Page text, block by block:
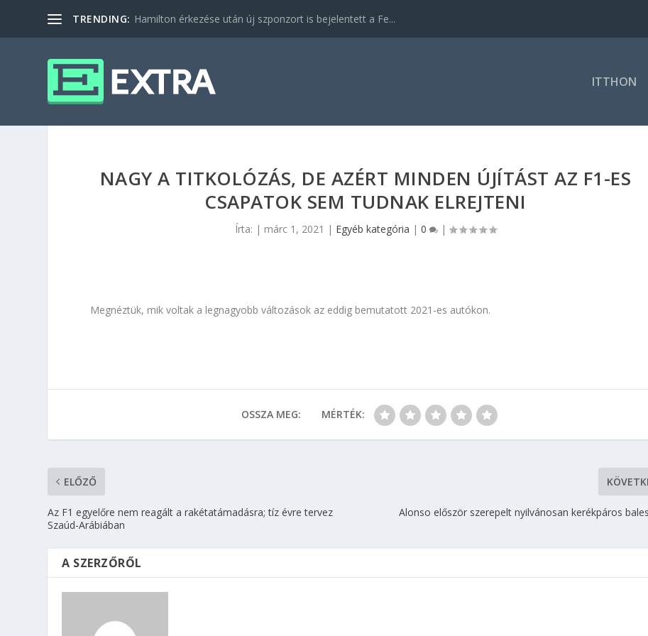
TRENDING: Hamilton érkezése után új szponzort is bejelentett a Fe...
ITTHON
NAGY A TITKOLÓZÁS, DE AZÉRT MINDEN ÚJÍTÁST AZ F1-ES
CSAPATOK SEM TUDNAK ELREJTENI
Írta: | márc 1, 2021 | Egyéb kategória | 0 |
Megnéztük, mik voltak a legnagyobb változások az eddig bemutatott 2021-es autókon.
OSSZA MEG: MÉRTÉK:
ELŐZŐ
Az F1 egyelőre nem reagált a rakétatámadásra; tíz évre tervez
Szaúd-Arábiában
Alonso először szerepelt nyilvánosan kerékpáros
A SZERZŐRŐL